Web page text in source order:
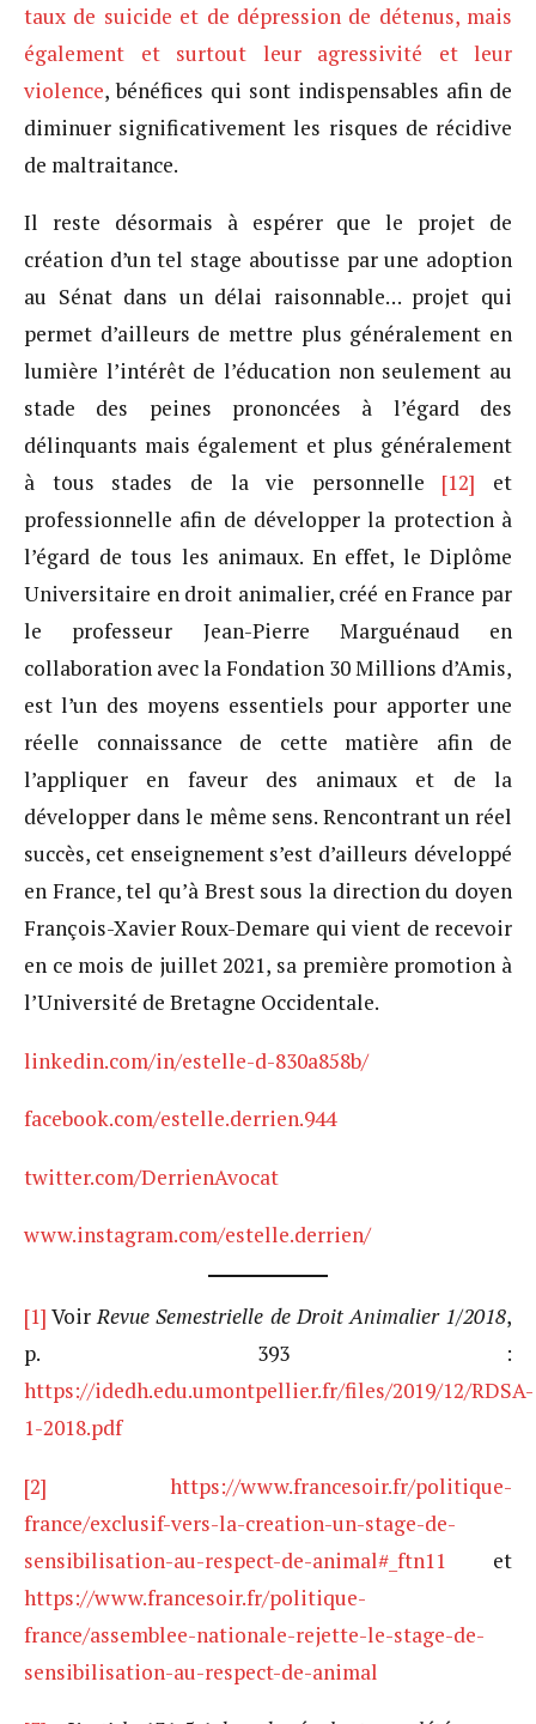
taux de suicide et de dépression de détenus, mais
également et surtout leur agressivité et leur
violence, bénéfices qui sont indispensables afin de
diminuer significativement les risques de récidive
de maltraitance.
Il reste désormais à espérer que le projet de
création d’un tel stage aboutisse par une adoption
au Sénat dans un délai raisonnable… projet qui
permet d’ailleurs de mettre plus généralement en
lumière l’intérêt de l’éducation non seulement au
stade des peines prononcées à l’égard des
délinquants mais également et plus généralement
à tous stades de la vie personnelle [12] et
professionnelle afin de développer la protection à
l’égard de tous les animaux. En effet, le Diplôme
Universitaire en droit animalier, créé en France par
le professeur Jean-Pierre Marguénaud en
collaboration avec la Fondation 30 Millions d’Amis,
est l’un des moyens essentiels pour apporter une
réelle connaissance de cette matière afin de
l’appliquer en faveur des animaux et de la
développer dans le même sens. Rencontrant un réel
succès, cet enseignement s’est d’ailleurs développé
en France, tel qu’à Brest sous la direction du doyen
François-Xavier Roux-Demare qui vient de recevoir
en ce mois de juillet 2021, sa première promotion à
l’Université de Bretagne Occidentale.
linkedin.com/in/estelle-d-830a858b/
facebook.com/estelle.derrien.944
twitter.com/DerrienAvocat
www.instagram.com/estelle.derrien/
[1] VoirRevue Semestrielle de Droit Animalier 1/2018,
p. 393 :
https://idedh.edu.umontpellier.fr/files/2019/12/RDSA-
1-2018.pdf
[2]
https://www.francesoir.fr/politique-
france/exclusif-vers-la-creation-un-stage-de-
sensibilisation-au-respect-de-animal#_ftn11 et
https://www.francesoir.fr/politique-
france/assemblee-nationale-rejette-le-stage-de-
sensibilisation-au-respect-de-animal